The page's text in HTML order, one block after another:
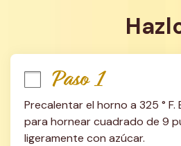
Paso 1
Precalentar el horno a 325 ° F.
para hornear cuadrado de 9
ligeramente con azúcar.